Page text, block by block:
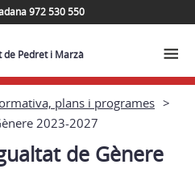
972 530 550
Pedret i Marzà
plans i programes
2023-2027
de Gènere